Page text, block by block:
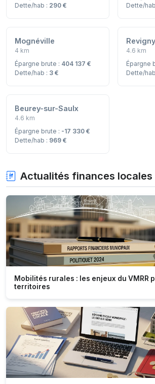
Dette/hab : 290 €
Dette/
Mognéville
4 km
Épargne brute : 404 137 €
Dette/hab : 3 €
4.6 km
Épargne
Dette/
Beurey-sur-Saulx
4.6 km
Épargne brute : -17 330 €
Dette/hab : 969 €
Actualités finances locales
Mobilités rurales : les enjeux du VMRR
territoires